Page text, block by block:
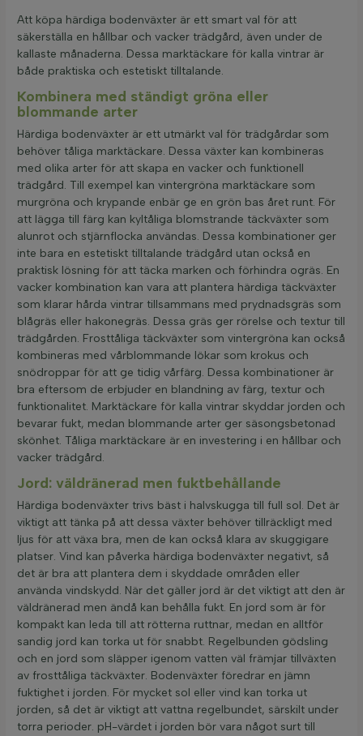
Att köpa härdiga bodenväxter är ett smart val för att
säkerställa en hållbar och vacker trädgård, även under de
kallaste månaderna. Dessa marktäckare för kalla vintrar är
både praktiska och estetiskt tilltalande.
Kombinera med ständigt gröna eller
blommande arter
Härdiga bodenväxter är ett utmärkt val för trädgårdar som
behöver tåliga marktäckare. Dessa växter kan kombineras
med olika arter för att skapa en vacker och funktionell
trädgård. Till exempel kan vintergröna marktäckare som
murgröna och krypande enbär ge en grön bas året runt. För
att lägga till färg kan kyltåliga blomstrande täckväxter som
alunrot och stjärnflocka användas. Dessa kombinationer ger
inte bara en estetiskt tilltalande trädgård utan också en
praktisk lösning för att täcka marken och förhindra ogräs. En
vacker kombination kan vara att plantera härdiga täckväxter
som klarar hårda vintrar tillsammans med prydnadsgräs som
blågräs eller hakonegräs. Dessa gräs ger rörelse och textur till
trädgården. Frosttåliga täckväxter som vintergröna kan också
kombineras med vårblommande lökar som krokus och
snödroppar för att ge tidig vårfärg. Dessa kombinationer är
bra eftersom de erbjuder en blandning av färg, textur och
funktionalitet. Marktäckare för kalla vintrar skyddar jorden och
bevarar fukt, medan blommande arter ger säsongsbetonad
skönhet. Tåliga marktäckare är en investering i en hållbar och
vacker trädgård.
Jord: väldränerad men fuktbehållande
Härdiga bodenväxter trivs bäst i halvskugga till full sol. Det är
viktigt att tänka på att dessa växter behöver tillräckligt med
ljus för att växa bra, men de kan också klara av skuggigare
platser. Vind kan påverka härdiga bodenväxter negativt, så
det är bra att plantera dem i skyddade områden eller
använda vindskydd. När det gäller jord är det viktigt att den är
väldränerad men ändå kan behålla fukt. En jord som är för
kompakt kan leda till att rötterna ruttnar, medan en alltför
sandig jord kan torka ut för snabbt. Regelbunden gödsling
och en jord som släpper igenom vatten väl främjar tillväxten
av frosttåliga täckväxter. Bodenväxter föredrar en jämn
fuktighet i jorden. För mycket sol eller vind kan torka ut
jorden, så det är viktigt att vattna regelbundet, särskilt under
torra perioder. pH-värdet i jorden bör vara något surt till